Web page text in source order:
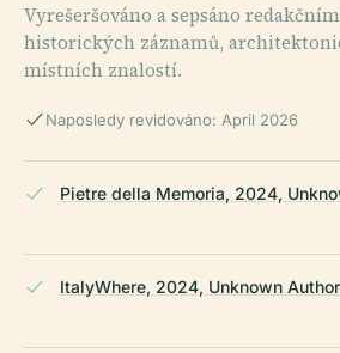
Vyrešeršováno a sepsáno
historických záznamů,
místních znalostí.
Naposledy revidováno: April 2026
Pietre della Memoria, 2024,
ItalyWhere, 2024, Unknown Author